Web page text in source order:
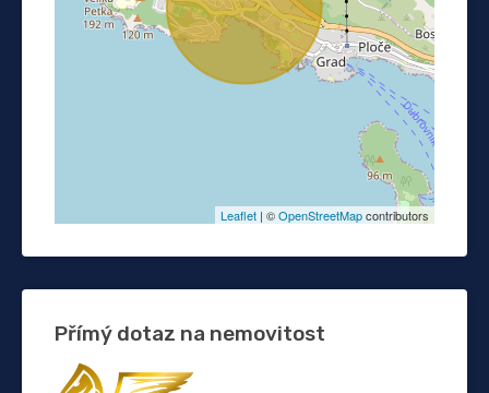
Leaflet | ©OpenStreetMapcontributors
Přímý dotaz na nemovitost